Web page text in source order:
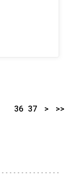
36 37 > >>